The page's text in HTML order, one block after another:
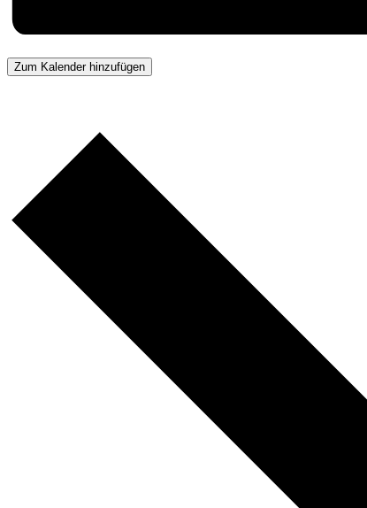
Zum Kalender hinzufügen